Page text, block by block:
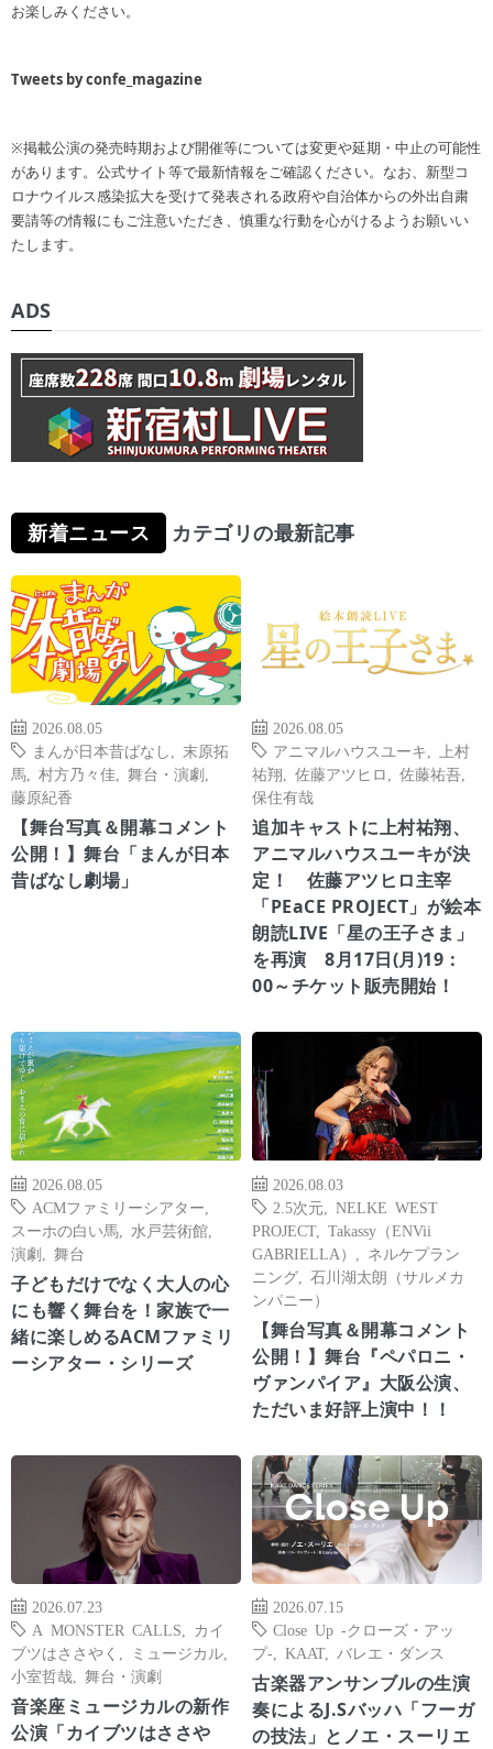
お楽しみください。
Tweets by confe_magazine
※掲載公演の発売時期および開催等については変更や延期・中止の可能性
があります。公式サイト等で最新情報をご確認ください。なお、新型コ
ロナウイルス感染拡大を受けて発表される政府や自治体からの外出自粛
要請等の情報にもご注意いただき、慎重な行動を心がけるようお願いい
たします。
ADS
新着ニュース カテゴリの最新記事
2026.08.05
まんが日本昔ばなし
末原拓
馬
村方乃々佳 舞台・演劇
藤原紀香
【舞台写真＆開幕コメント
公開！】舞台「まんが日本
昔ばなし劇場」
2026.08.05
アニマルハウスユーキ
上村
祐翔
佐藤アツヒロ 佐藤祐吾
保住有哉
追加キャストに上村祐翔、
アニマルハウスユーキが決
定！ 佐藤アツヒロ主宰
「PEaCE PROJECT」が絵本
朗読LIVE「星の王子さま」
を再演 8月17日(月)19：
00～チケット販売開始！
2026.08.05
ACMファミリーシアター
スーホの白い馬
水戸芸術館
演劇
舞台
子どもだけでなく大人の心
にも響く舞台を！家族で一
緒に楽しめるACMファミリ
ーシアター・シリーズ
2026.08.03
2.5次元
NELKE WEST
PROJECT, Takassy（ENVii
GABRIELLA）
ネルケプラン
ニング
石川湖太朗（サルメカ
ンパニー）
【舞台写真＆開幕コメント
公開！】舞台『ペパロニ・
ヴァンパイア』大阪公演、
ただいま好評上演中！！
2026.07.23
A MONSTER CALLS
カイ
ブツはささやく
ミュージカル
小室哲哉
舞台・演劇
音楽座ミュージカルの新作
公演「カイブツはささや
2026.07.15
Close Up -クローズ・アッ
プ-
KAAT, バレエ・ダンス
古楽器アンサンブルの生演
奏によるJ.Sバッハ「フーガ
の技法」とノエ・スーリエ